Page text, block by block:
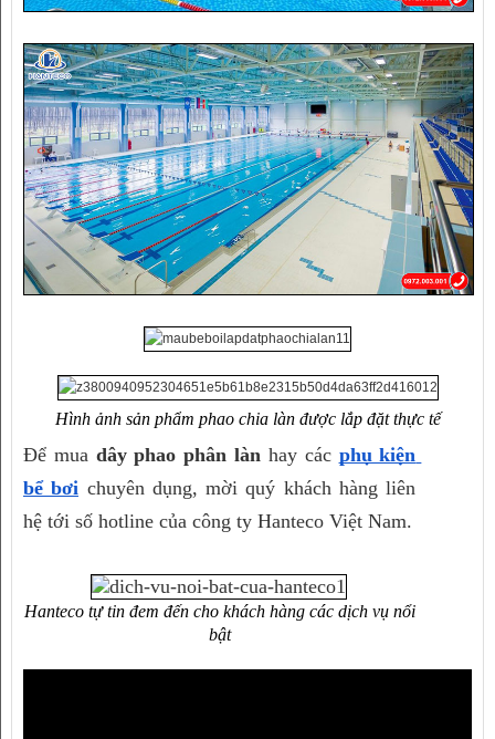
Hình ảnh sản phẩm phao chia làn được lắp đặt thực tế
Để mua dây phao phân làn hay các phụ kiện
bể bơi chuyên dụng, mời quý khách hàng liên
hệ tới số hotline của công ty Hanteco Việt Nam.
Hanteco tự tin đem đến cho khách hàng các dịch vụ nổi
bật